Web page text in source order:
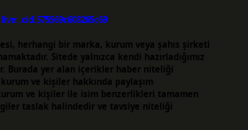
herhangi bir marka, kurum veya şahıs şirketi
Sitede yalnızca kendi hazırladığımız
Burada yer alan içerikler haber niteliği
ve kişiler hakkında paylaşım
ve kişiler ile isim benzerlikleri tamamen
taslak halindedir ve tavsiye niteliği